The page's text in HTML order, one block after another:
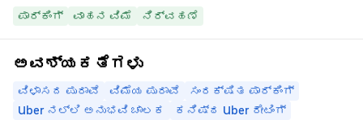
ಪಾರ್ಕಿಂಗ್ ವಾಹನ ವಿಮೆ ನಿರ್ವಹಣೆ
ಅವಶ್ಯಕತೆಗಳು
ವಿಳಾಸದ ಪುರಾವೆ ವಿಮೆಯ ಪುರಾವೆ
ಸಂರಕ್ಷಿತ ಪಾರ್ಕಿಂಗ್
Uber ನಲ್ಲಿ ಅನುಭವಿ ಚಾಲಕ
ಕನಿಷ್ಠ Uber ರೇಟಿಂಗ್